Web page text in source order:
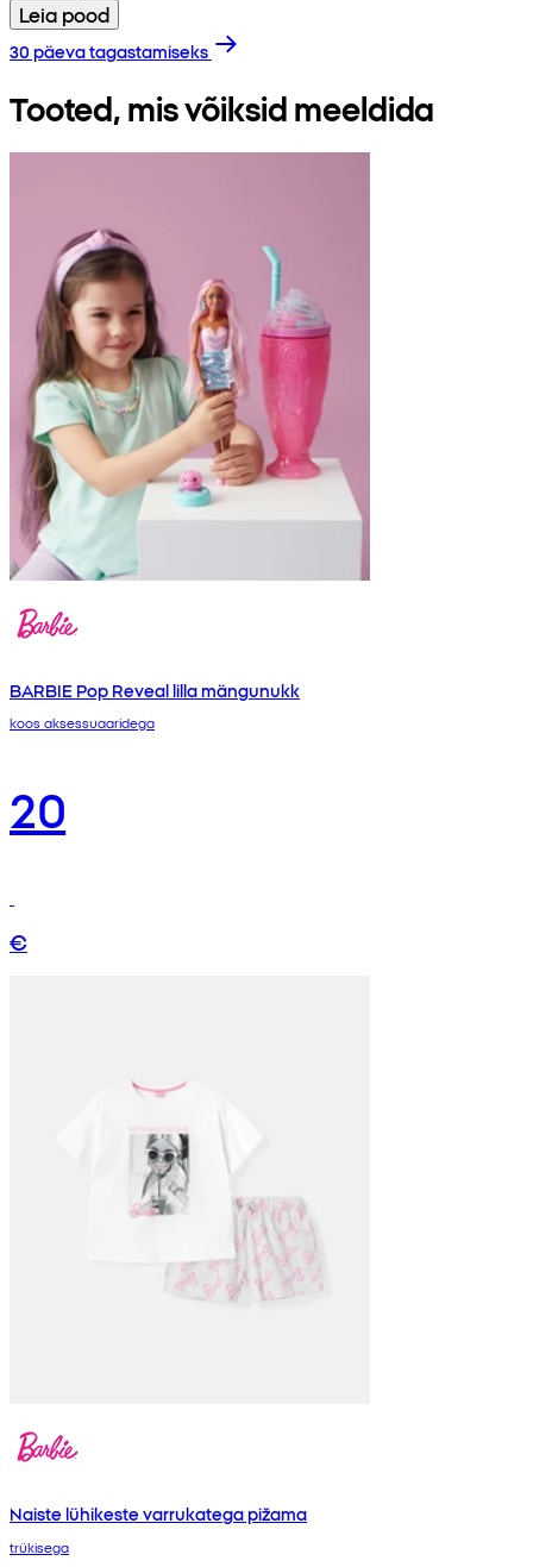
Leia pood
30 päeva tagastamiseks
Tooted, mis võiksid meeldida
BARBIE Pop Reveal lilla mängunukk
koos aksessuaaridega
20
€
Naiste lühikeste varrukatega pižama
trükisega